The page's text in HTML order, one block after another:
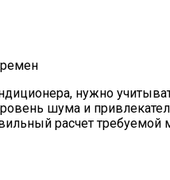
нужно
шума и
расчет требуемой